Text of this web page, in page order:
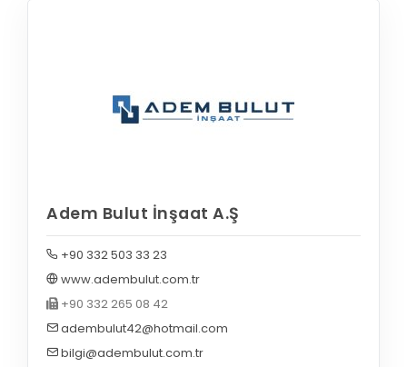
Adem Bulut İnşaat A.Ş
+90 332 503 33 23
www.adembulut.com.tr
+90 332 265 08 42
adembulut42@hotmail.com
bilgi@adembulut.com.tr